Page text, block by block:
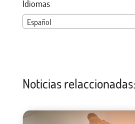
Idiomas
Español
Noticias relaccionadas: